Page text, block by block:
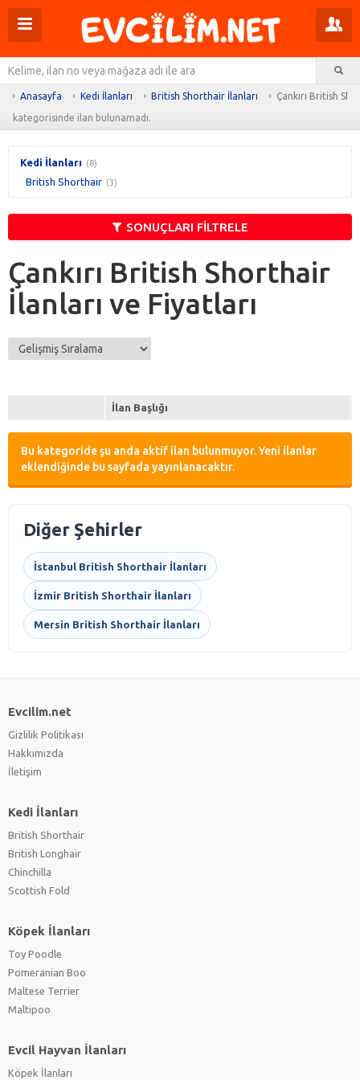
Menüyü
aç
Anasayfa Kedi İlanları British Shorthair İlanları Çankırı British
kategorisinde ilan bulunamadı.
Kedi İlanları (8)
British Shorthair (3)
SONUÇLARI FİLTRELE
Çankırı British Shorthair
İlanları ve Fiyatları
İlan Başlığı
Bu kategoride şu anda aktif ilan bulunmuyor. Yeni ilanlar
eklendiğinde bu sayfada yayınlanacaktır.
Diğer Şehirler
İstanbul British Shorthair İlanları
İzmir British Shorthair İlanları
Mersin British Shorthair İlanları
Evcilim.net
Gizlilik Politikası
Hakkımızda
İletişim
Kedi İlanları
British Shorthair
British Longhair
Chinchilla
Scottish Fold
Köpek İlanları
Toy Poodle
Pomeranian Boo
Maltese Terrier
Maltipoo
Evcil Hayvan İlanları
Köpek İlanları